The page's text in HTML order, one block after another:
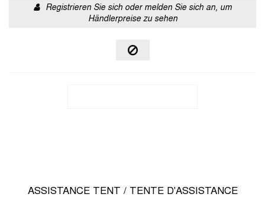
Registrieren Sie sich oder melden Sie sich an, um
Händlerpreise zu sehen
ASSISTANCE TENT / TENTE D'ASSISTANCE